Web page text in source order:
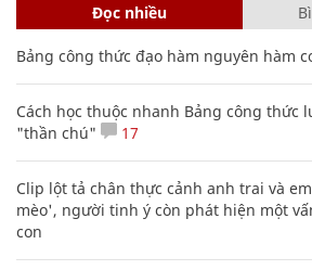
Đọc nhiều
Bảng công thức đạo hàm nguyên hàm
Cách học thuộc nhanh Bảng công thức
"thần chú"
17
Clip lột tả chân thực cảnh anh trai và
mèo', người tinh ý còn phát hiện một
con